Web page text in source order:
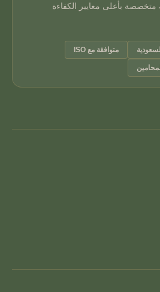
متخصصة بأعلى معايير الكفاءة
متوافقة مع ISO